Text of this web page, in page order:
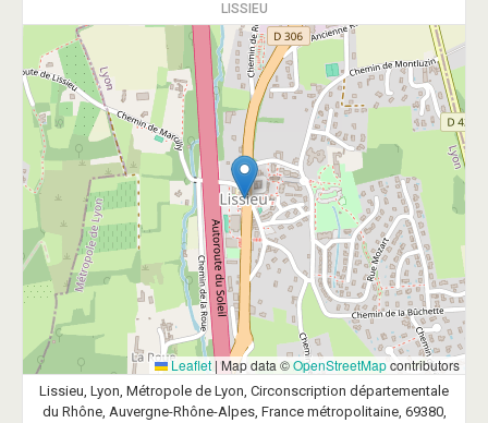
LISSIEU
Leaflet |Map data ©OpenStreetMapcontributors
Lissieu, Lyon, Métropole de Lyon, Circonscription départementale
du Rhône, Auvergne-Rhône-Alpes, France métropolitaine, 69380,